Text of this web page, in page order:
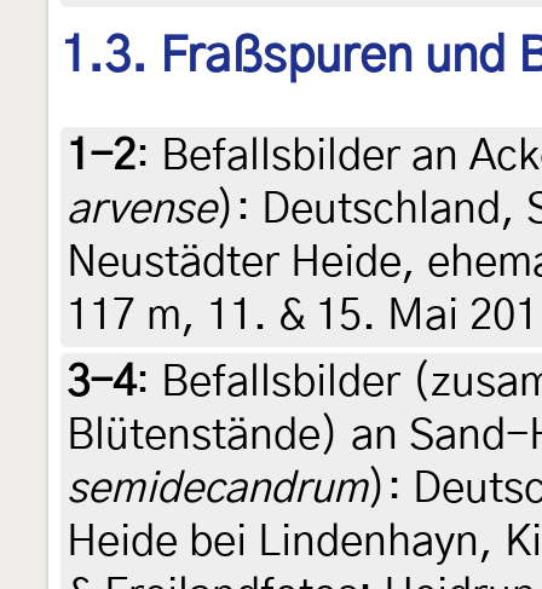
1.3. Fraßspuren und
1-2: Befallsbilder an
arvense): Deutschland,
Neustädter Heide,
117 m, 11. & 15. Mai
3-4: Befallsbilder
Blütenstände) an
semidecandrum):
Heide bei Lindenhayn,